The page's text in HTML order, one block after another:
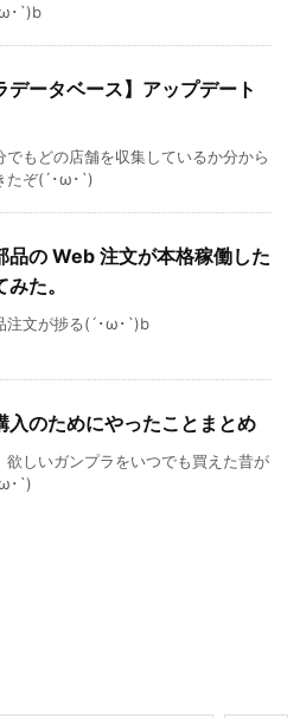
ω･`)b
データベース】アップデート
でもどの店舗を収集しているか分から
たぞ(´･ω･`)
品の Web 注文が本格稼働した
た。
注文が捗る(´･ω･`)b
入のためにやったことまとめ
欲しいガンプラをいつでも買えた昔が
･`)